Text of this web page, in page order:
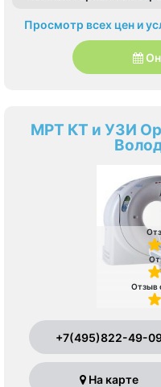
Просмотр всех цен и
МРТ КТ и УЗИ
Отзыв
+7(495)822-49-
На карте